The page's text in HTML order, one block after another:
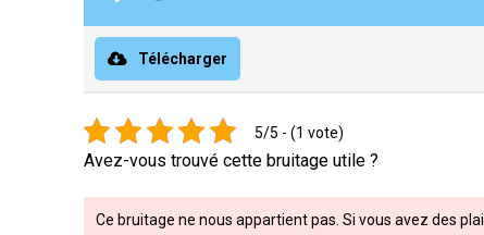
Télécharger
5/5 - (1 vote)
Avez-vous trouvé cette bruitage utile ?
Ce bruitage ne nous appartient pas. Si vous avez des